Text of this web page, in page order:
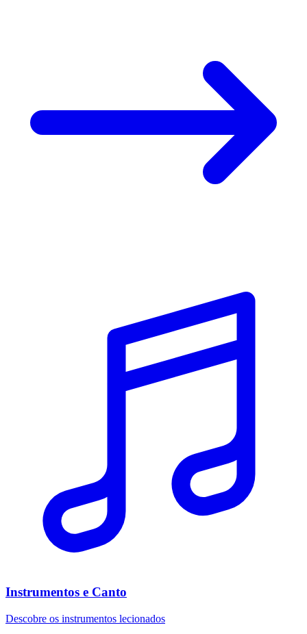
Instrumentos e Canto
Descobre os instrumentos lecionados